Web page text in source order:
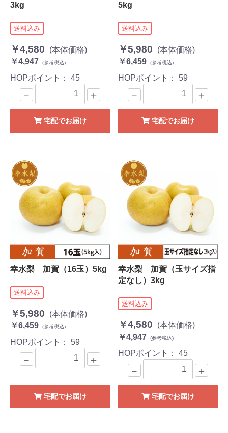
3kg
送料込み
￥4,580
(本体価格)
￥4,947
(参考税込)
HOPポイント： 45
－ ＋
宅配でお届け
5kg
送料込み
￥5,980
(本体価格)
￥6,459
(参考税込)
HOPポイント： 59
－ ＋
宅配でお届け
幸水梨 加賀（16玉）5kg
送料込み
￥5,980
(本体価格)
￥6,459
(参考税込)
HOPポイント： 59
－ ＋
宅配でお届け
幸水梨 加賀（玉サイズ指
定なし）3kg
送料込み
￥4,580
(本体価格)
￥4,947
(参考税込)
HOPポイント： 45
－ ＋
宅配でお届け